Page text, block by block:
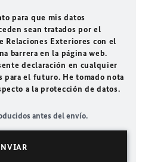
para que mis datos
sean tratados por el
Relaciones Exteriores con el
barrera en la página web.
declaración en cualquier
para el futuro. He tomado nota
a la protección de datos.
antes del envío.